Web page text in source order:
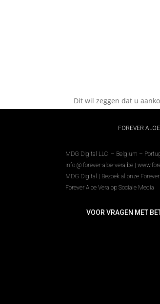
Dit wil zeggen dat u
FOREVER
MDG Digital LLC – Belgium –
info @ forever-aloe-vera.be |
MDG Digital | Bezoek al onze
Forever Aloe Vera op Sociale Media
VOOR VRAGEN MET